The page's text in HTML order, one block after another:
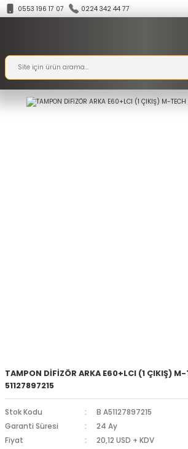
0553 196 17 07 0224 342 44 77
TAMPON DİFİZÖR ARKA E60+LCI (1 ÇIKIŞ)
51127897215
Stok Kodu
B A51127897215
Garanti Süresi
24 Ay
Fiyat
20,12 USD + KDV